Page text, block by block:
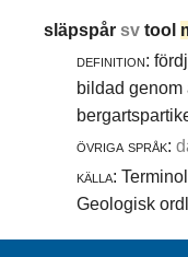
släpspårsvtool
definition:
bildad genom
övriga språk:
källa:
Geologisk